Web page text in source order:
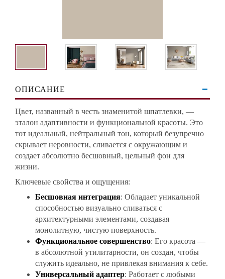
ОПИСАНИЕ
Цвет, названный в честь знаменитой шпатлевки, —
эталон адаптивности и функциональной красоты. Это
тот идеальный, нейтральный тон, который безупречно
скрывает неровности, сливается с окружающим и
создает абсолютно бесшовный, цельный фон для
жизни.
Ключевые свойства и ощущения:
Бесшовная интеграция: Обладает уникальной
способностью визуально сливаться с
архитектурными элементами, создавая
монолитную, чистую поверхность.
Функциональное совершенство: Его красота —
в абсолютной утилитарности, он создан, чтобы
служить идеально, не привлекая внимания к себе.
Универсальный адаптер: Работает с любыми